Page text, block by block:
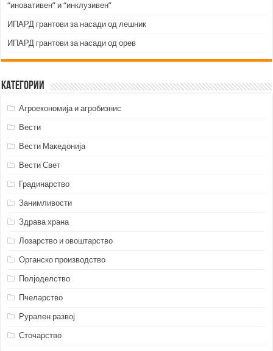
“иновативен” и “инклузивен”
ИПАРД грантови за насади од лешник
ИПАРД грантови за насади од орев
Категории
Агроекономија и агробизнис
Вести
Вести Македонија
Вести Свет
Градинарство
Занимливости
Здрава храна
Лозарство и овоштарство
Органско производство
Полјоделство
Пчеларство
Рурален развој
Сточарство